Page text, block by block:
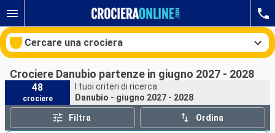
Cercare una crociera
Le nostre destinazioni
Crociere Danubio partenze in giugno 2027 - 2028
48
crociere
I tuoi criteri di ricerca:
Danubio - giugno 2027 - 2028
Filtra Ordina